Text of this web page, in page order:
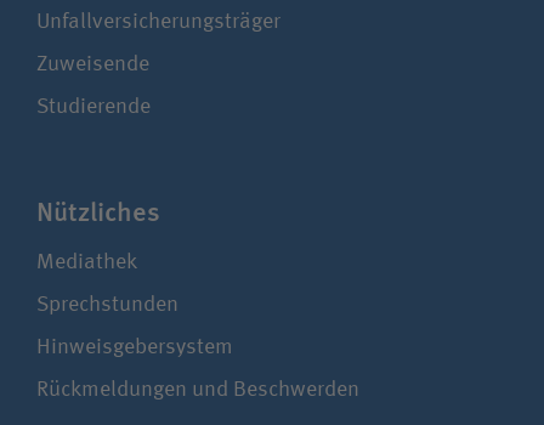
Unfallversicherungsträger
Zuweisende
Studierende
Nützliches
Mediathek
Sprechstunden
Hinweisgebersystem
Rückmeldungen und Beschwerden